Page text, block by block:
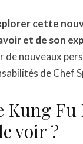
cette
et de son
nouveaux
de Chef
Kung
voir ?